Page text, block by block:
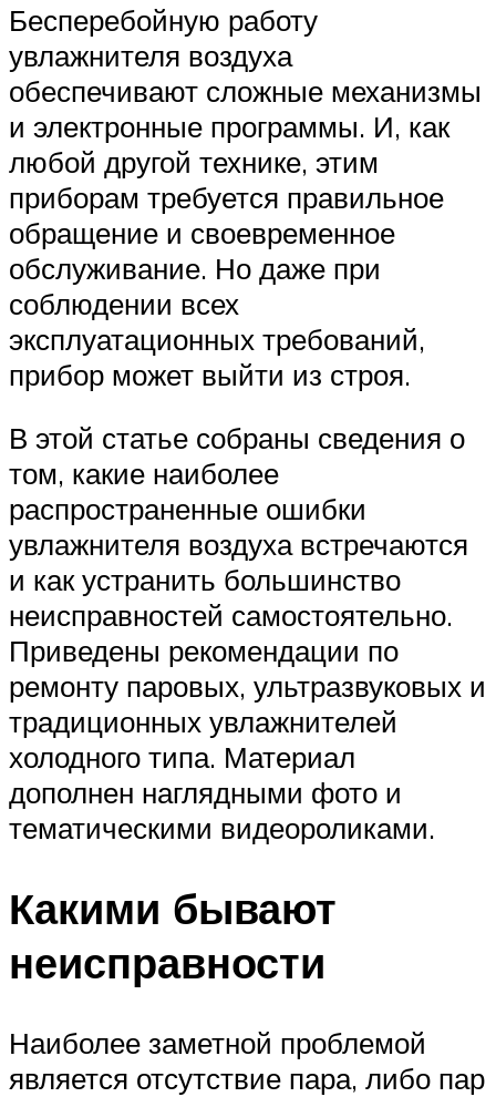
Бесперебойную работу
увлажнителя воздуха
обеспечивают сложные механизмы
и электронные программы. И, как
любой другой технике, этим
приборам требуется правильное
обращение и своевременное
обслуживание. Но даже при
соблюдении всех
эксплуатационных требований,
прибор может выйти из строя.
В этой статье собраны сведения о
том, какие наиболее
распространенные ошибки
увлажнителя воздуха встречаются
и как устранить большинство
неисправностей самостоятельно.
Приведены рекомендации по
ремонту паровых, ультразвуковых и
традиционных увлажнителей
холодного типа. Материал
дополнен наглядными фото и
тематическими видеороликами.
Какими бывают
неисправности
Наиболее заметной проблемой
является отсутствие пара, либо пар